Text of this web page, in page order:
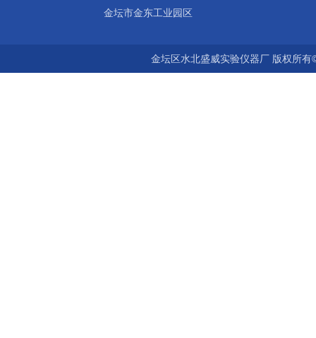
金坛市金东工业园区
金坛区水北盛威实验仪器厂 版权所